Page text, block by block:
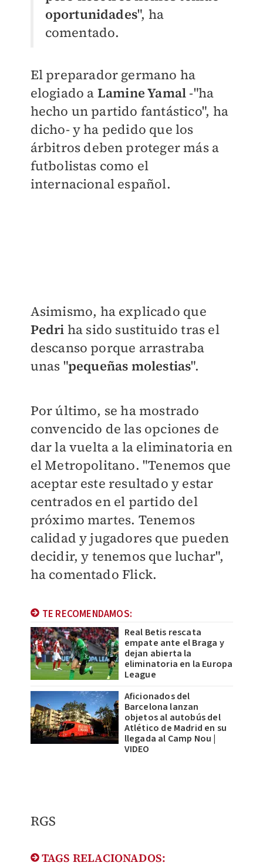
oportunidades", ha
comentado.
El preparador germano ha
elogiado a Lamine Yamal-"ha
hecho un partido fantástico", ha
dicho- y ha pedido que los
árbitros deben proteger más a
futbolistas como el
internacional español.
Asimismo, ha explicado que
Pedri ha sido sustituido tras el
descanso porque arrastraba
unas "pequeñas molestias".
Por último, se ha mostrado
convencido de las opciones de
dar la vuelta a la eliminatoria en
el Metropolitano. "Tenemos que
aceptar este resultado y estar
centrados en el partido del
próximo martes. Tenemos
calidad y jugadores que pueden
decidir, y tenemos que luchar",
ha comentado Flick.
TE RECOMENDAMOS:
Real Betis rescata
empate ante el Braga y
dejan abierta la
eliminatoria en la Europa
League
Aficionados del
Barcelona lanzan
objetos al autobús del
Atlético de Madrid en su
llegada al Camp Nou |
VIDEO
​RGS
TAGS RELACIONADOS: